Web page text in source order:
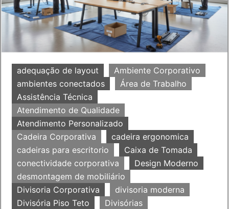
adequação de layout
Ambiente Corporativo
ambientes conectados
Área de Trabalho
Assistência Técnica
Atendimento de Qualidade
Atendimento Personalizado
Cadeira Corporativa
cadeira ergonomica
cadeiras para escritorio
Caixa de Tomada
conectividade corporativa
Design Moderno
desmontagem de mobiliário
Divisoria Corporativa
divisoria moderna
Divisória Piso Teto
Divisórias